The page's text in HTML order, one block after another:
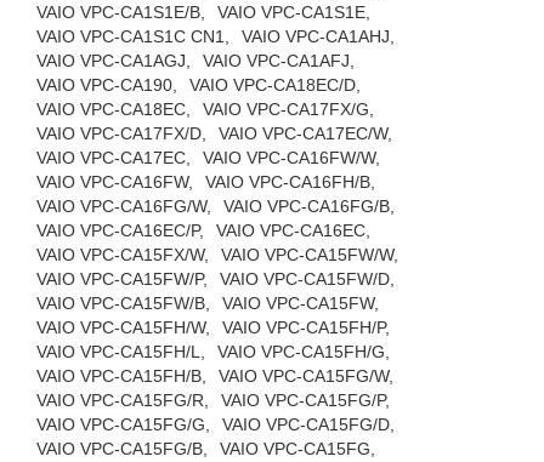
VAIO VPC-CA1S1E/B,
VAIO VPC-CA1S1E,
VAIO VPC-CA1S1C CN1,
VAIO VPC-CA1AHJ,
VAIO VPC-CA1AGJ,
VAIO VPC-CA1AFJ,
VAIO VPC-CA190,
VAIO VPC-CA18EC/D,
VAIO VPC-CA18EC,
VAIO VPC-CA17FX/G,
VAIO VPC-CA17FX/D,
VAIO VPC-CA17EC/W,
VAIO VPC-CA17EC,
VAIO VPC-CA16FW/W,
VAIO VPC-CA16FW,
VAIO VPC-CA16FH/B,
VAIO VPC-CA16FG/W,
VAIO VPC-CA16FG/B,
VAIO VPC-CA16EC/P,
VAIO VPC-CA16EC,
VAIO VPC-CA15FX/W,
VAIO VPC-CA15FW/W,
VAIO VPC-CA15FW/P,
VAIO VPC-CA15FW/D,
VAIO VPC-CA15FW/B,
VAIO VPC-CA15FW,
VAIO VPC-CA15FH/W,
VAIO VPC-CA15FH/P,
VAIO VPC-CA15FH/L,
VAIO VPC-CA15FH/G,
VAIO VPC-CA15FH/B,
VAIO VPC-CA15FG/W,
VAIO VPC-CA15FG/R,
VAIO VPC-CA15FG/P,
VAIO VPC-CA15FG/G,
VAIO VPC-CA15FG/D,
VAIO VPC-CA15FG/B,
VAIO VPC-CA15FG,